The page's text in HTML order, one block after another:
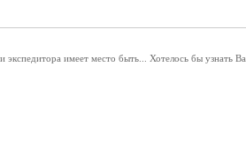
экспедитора имеет место быть... Хотелось бы узнать